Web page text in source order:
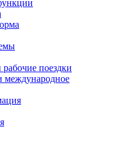
поездки
международное